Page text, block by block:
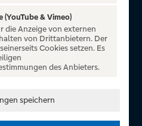
Raiffeisenbanken. Auf
finden Sie Tickets für
und Shows, die
Champions League und die
(YouTube & Vimeo)
die Anzeige von externen
von Drittanbietern. Der
Cookies setzen. Es
des Anbieters.
speichern